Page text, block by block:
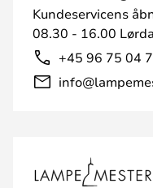
Kundeservicens
08.30 - 16.00
+45 96 75 04